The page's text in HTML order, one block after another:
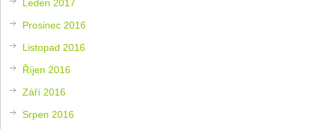
Leden 2017
Prosinec 2016
Listopad 2016
Říjen 2016
Září 2016
Srpen 2016